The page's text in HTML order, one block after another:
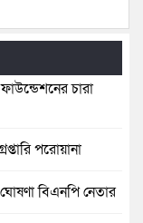
চারা
পরোয়ানা
বিএনপি নেতার